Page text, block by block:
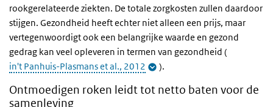
rookgerelateerde ziekten. De totale zorgkosten zullen daardoor
stijgen. Gezondheid heeft echter niet alleen een prijs, maar
vertegenwoordigt ook een belangrijke waarde en gezond
gedrag kan veel opleveren in termen van gezondheid (
in't Panhuis-Plasmans et al., 2012
).
Ontmoedigen roken leidt tot netto baten voor de
samenleving